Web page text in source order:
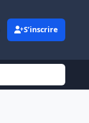
S’inscrire